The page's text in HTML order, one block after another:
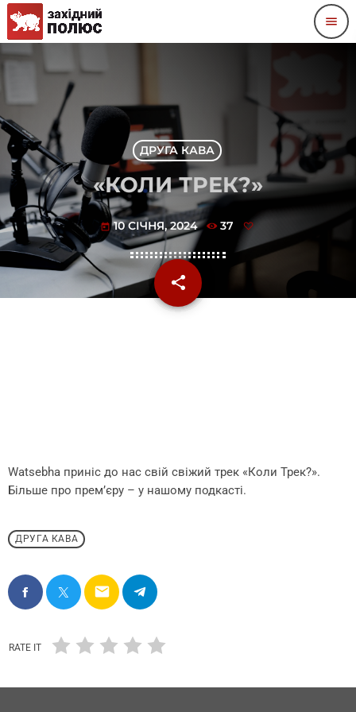
menu
ДРУГА КАВА
«КОЛИ ТРЕК?»
today 10 СІЧНЯ, 2024 37
share
email
Watsebha приніс до нас свій свіжий трек «Коли Трек?».
Більше про прем’єру – у нашому подкасті.
ДРУГА КАВА
email
RATE IT